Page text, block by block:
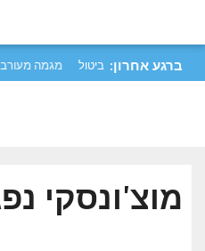
ברגע אחרון: טראמפ: בניגוד לביטחון
מוצ'ונסקי